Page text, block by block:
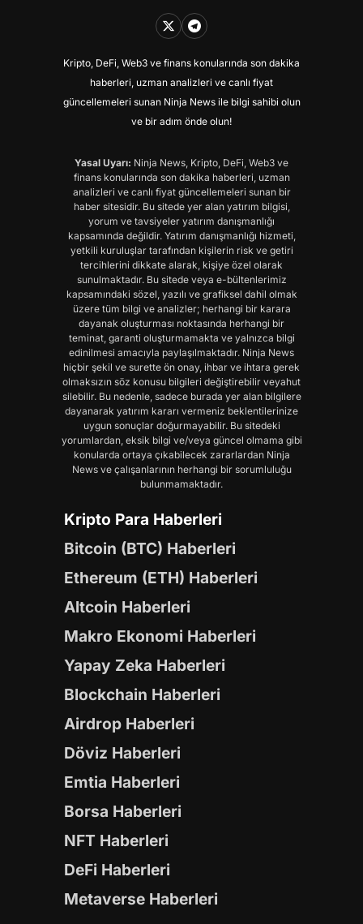
Kripto, DeFi, Web3 ve finans konularında son dakika
haberleri, uzman analizleri ve canlı fiyat
güncellemeleri sunan Ninja News ile bilgi sahibi olun
ve bir adım önde olun!
Yasal Uyarı: Ninja News, Kripto, DeFi, Web3 ve
finans konularında son dakika haberleri, uzman
analizleri ve canlı fiyat güncellemeleri sunan bir
haber sitesidir. Bu sitede yer alan yatırım bilgisi,
yorum ve tavsiyeler yatırım danışmanlığı
kapsamında değildir. Yatırım danışmanlığı hizmeti,
yetkili kuruluşlar tarafından kişilerin risk ve getiri
tercihlerini dikkate alarak, kişiye özel olarak
sunulmaktadır. Bu sitede veya e-bültenlerimiz
kapsamındaki sözel, yazılı ve grafiksel dahil olmak
üzere tüm bilgi ve analizler; herhangi bir karara
dayanak oluşturması noktasında herhangi bir
teminat, garanti oluşturmamakta ve yalnızca bilgi
edinilmesi amacıyla paylaşılmaktadır. Ninja News
hiçbir şekil ve surette ön onay, ihbar ve ihtara gerek
olmaksızın söz konusu bilgileri değiştirebilir veyahut
silebilir. Bu nedenle, sadece burada yer alan bilgilere
dayanarak yatırım kararı vermeniz beklentilerinize
uygun sonuçlar doğurmayabilir. Bu sitedeki
yorumlardan, eksik bilgi ve/veya güncel olmama gibi
konularda ortaya çıkabilecek zararlardan Ninja
News ve çalışanlarının herhangi bir sorumluluğu
bulunmamaktadır.
Kripto Para Haberleri
Bitcoin (BTC) Haberleri
Ethereum (ETH) Haberleri
Altcoin Haberleri
Makro Ekonomi Haberleri
Yapay Zeka Haberleri
Blockchain Haberleri
Airdrop Haberleri
Döviz Haberleri
Emtia Haberleri
Borsa Haberleri
NFT Haberleri
DeFi Haberleri
Metaverse Haberleri